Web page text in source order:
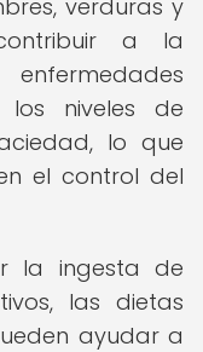
verduras y
a la
los niveles de
lo que
el control del
la ingesta de
las dietas
ayudar a